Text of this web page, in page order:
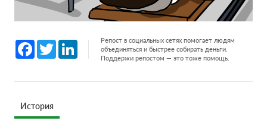
Facebook
Twitter LinkedInРепост в социальных сетях помогает людям
объединяться и быстрее собирать деньги.
Поддержи репостом — это тоже помощь.
История